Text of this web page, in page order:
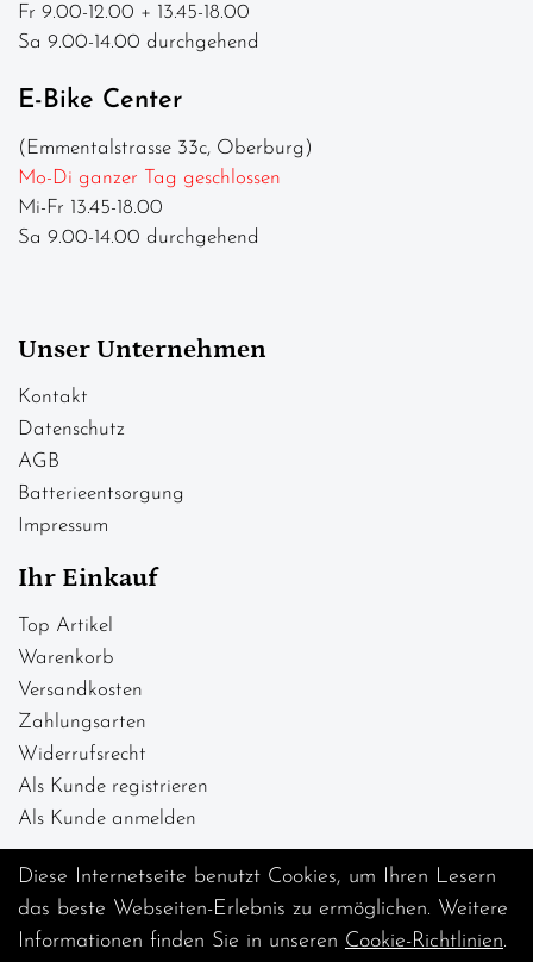
Fr 9.00-12.00 + 13.45-18.00
Sa 9.00-14.00 durchgehend
E-Bike Center
(Emmentalstrasse 33c, Oberburg)
Mo-Di ganzer Tag geschlossen
Mi-Fr 13.45-18.00
Sa 9.00-14.00 durchgehend
Unser Unternehmen
Kontakt
Datenschutz
AGB
Batterieentsorgung
Impressum
Ihr Einkauf
Top Artikel
Warenkorb
Versandkosten
Zahlungsarten
Widerrufsrecht
Als Kunde registrieren
Als Kunde anmelden
Diese Internetseite benutzt Cookies, um Ihren Lesern
das beste Webseiten-Erlebnis zu ermöglichen. Weitere
Informationen finden Sie in unseren Cookie-Richtlinien.